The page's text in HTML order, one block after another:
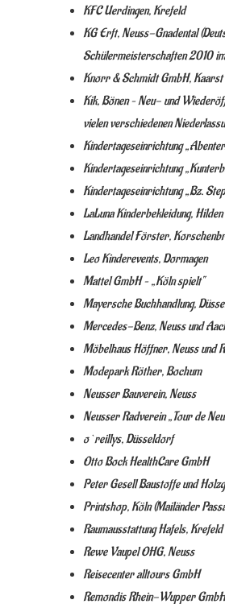
KFC Uerdingen, Krefeld
KG Erft, Neuss-Gnadental
Schülermeisterschaften 2010
Knorr & Schmidt GmbH, Kaarst
Kik, Bönen – Neu- und
vielen verschiedenen
Kindertageseinrichtung
Kindertageseinrichtung
Kindertageseinrichtung „Bz.
LaLuna Kinderbekleidung, Hilden
Landhandel Förster,
Leo Kinderevents, Dormagen
Mattel GmbH – „Köln spielt“
Mayersche Buchhandlung,
Mercedes-Benz, Neuss und
Möbelhaus Höffner, Neuss und
Modepark Röther, Bochum
Neusser Bauverein, Neuss
Neusser Radverein „Tour de
o`reillys, Düsseldorf
Otto Bock HealthCare GmbH
Peter Gesell Baustoffe und
Printshop, Köln (Mailänder
Raumausstattung Hafels, Krefeld
Rewe Vaupel OHG, Neuss
Reisecenter alltours GmbH
Remondis Rhein-Wupper